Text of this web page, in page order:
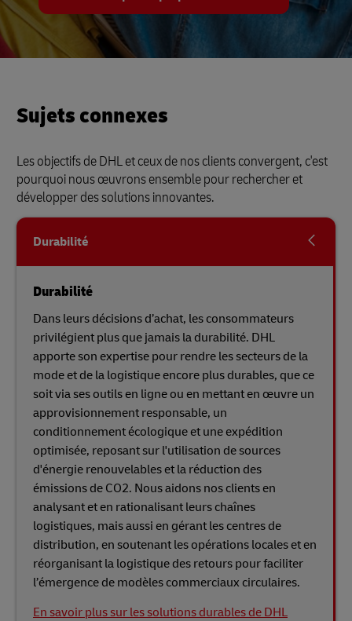
Sujets connexes
Les objectifs de DHL et ceux de nos clients convergent, c'est
pourquoi nous œuvrons ensemble pour rechercher et
développer des solutions innovantes.
Durabilité
Durabilité
Dans leurs décisions d’achat, les consommateurs
privilégient plus que jamais la durabilité. DHL
apporte son expertise pour rendre les secteurs de la
mode et de la logistique encore plus durables, que ce
soit via ses outils en ligne ou en mettant en œuvre un
approvisionnement responsable, un
conditionnement écologique et une expédition
optimisée, reposant sur l'utilisation de sources
d'énergie renouvelables et la réduction des
émissions de CO2. Nous aidons nos clients en
analysant et en rationalisant leurs chaînes
logistiques, mais aussi en gérant les centres de
distribution, en soutenant les opérations locales et en
réorganisant la logistique des retours pour faciliter
l’émergence de modèles commerciaux circulaires.
En savoir plus sur les solutions durables de DHL